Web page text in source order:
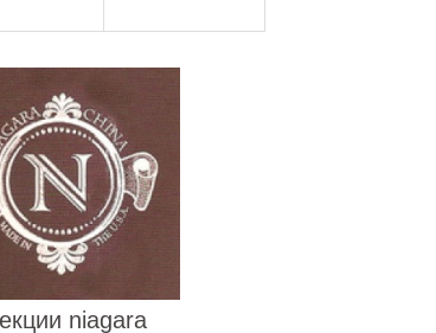
niagara